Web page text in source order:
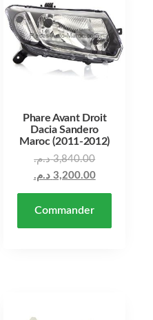
Phare Avant Droit
Dacia Sandero
Maroc (2011-2012)
3,840.00 د.م.
3,200.00 د.م.
Commander